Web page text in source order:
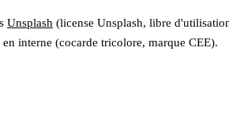
Unsplash (license Unsplash, libre
interne (cocarde tricolore, marque CEE).